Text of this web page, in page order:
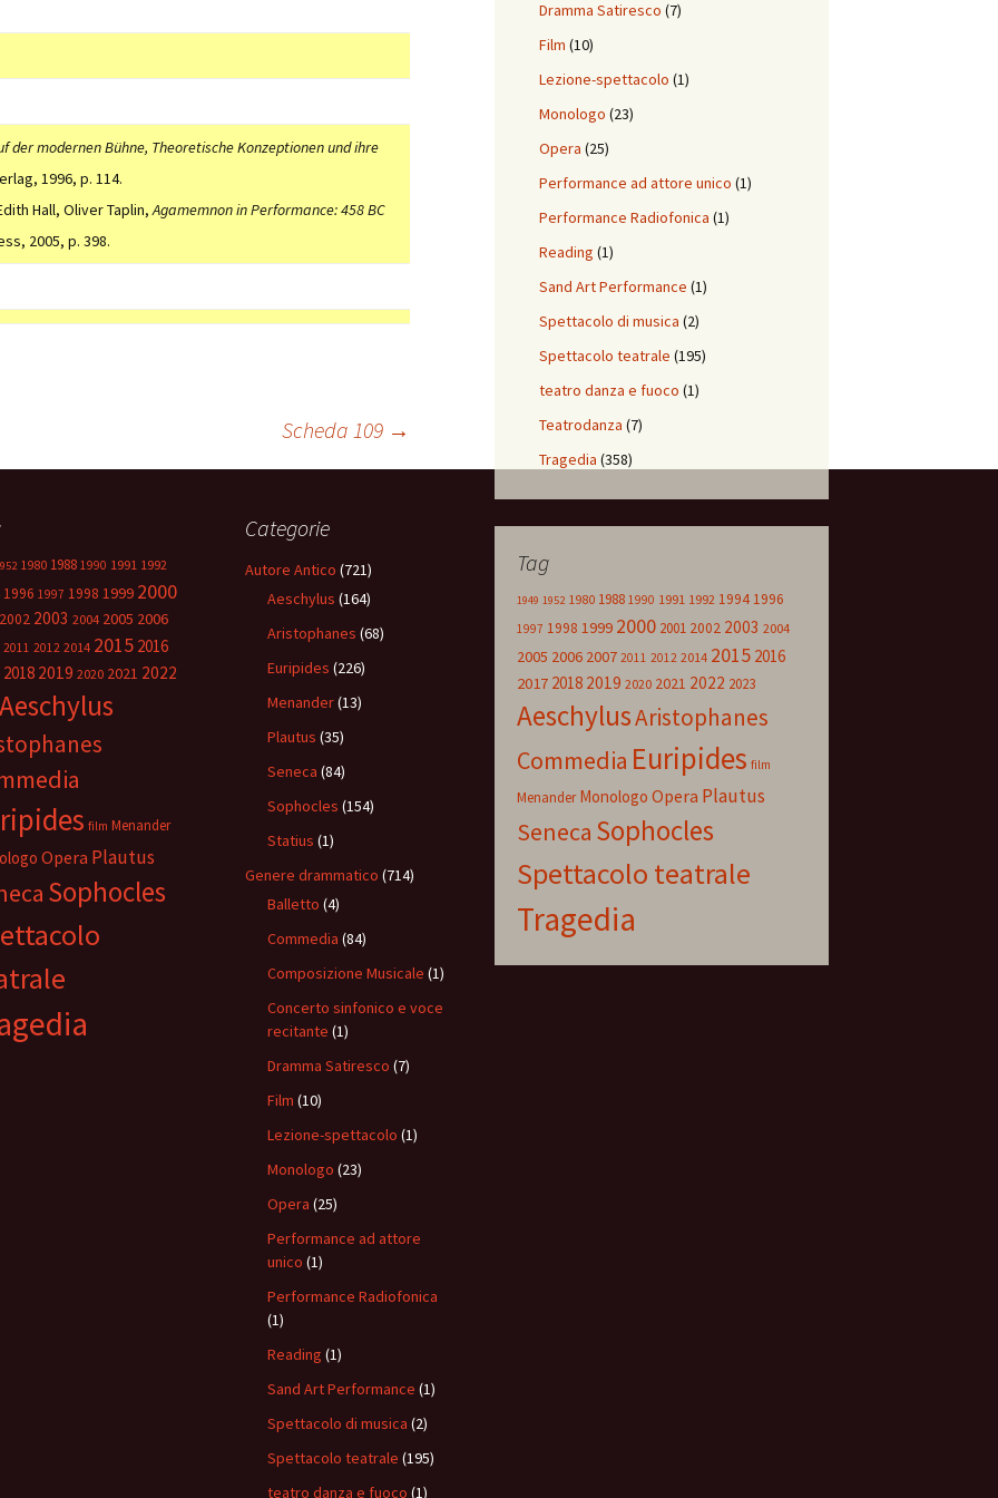
der modernen Bühne, Theoretische Konzeptionen und ihre
1996, p. 114.
Hall, Oliver Taplin,Agamemnon in Performance: 458 BC
2005, p. 398.
Scheda 109 →
Dramma Satiresco (7)
Film (10)
Lezione-spettacolo (1)
Monologo (23)
Opera (25)
Performance ad attore unico (1)
Performance Radiofonica (1)
Reading (1)
Sand Art Performance (1)
Spettacolo di musica (2)
Spettacolo teatrale (195)
teatro danza e fuoco (1)
Teatrodanza (7)
Tragedia (358)
Tag
1949 1952 1980 1988 1990 1991 1992 1994 1996
1997 1998 1999 2000 2001 2002 2003 2004
2005 2006 2007 2011 2012 2014 2015 2016
2017 2018 2019 2020 2021 2022 2023
AeschylusAristophanes
Commedia Euripides film
Menander Monologo Opera Plautus
Seneca Sophocles
Spettacolo teatrale
Tragedia
1980 1988 1990 1991 1992
1996 1997 1998 1999 2000
2002 2003 2004 2005 2006
2011 2012 2014 2015 2016
2018 2019 2020 2021 2022
Aeschylus
film Menander
Opera Plautus
Sophocles
Categorie
Autore Antico (721)
Aeschylus (164)
Aristophanes (68)
Euripides (226)
Menander(13)
Plautus (35)
Seneca (84)
Sophocles (154)
Statius (1)
Genere drammatico (714)
Balletto (4)
Commedia (84)
Composizione Musicale (1)
Concerto sinfonico e voce
recitante (1)
Dramma Satiresco (7)
Film (10)
Lezione-spettacolo (1)
Monologo (23)
Opera (25)
Performance ad attore
unico (1)
Performance Radiofonica
(1)
Reading (1)
Sand Art Performance (1)
Spettacolo di musica (2)
Spettacolo teatrale (195)
teatro danza e fuoco (1)